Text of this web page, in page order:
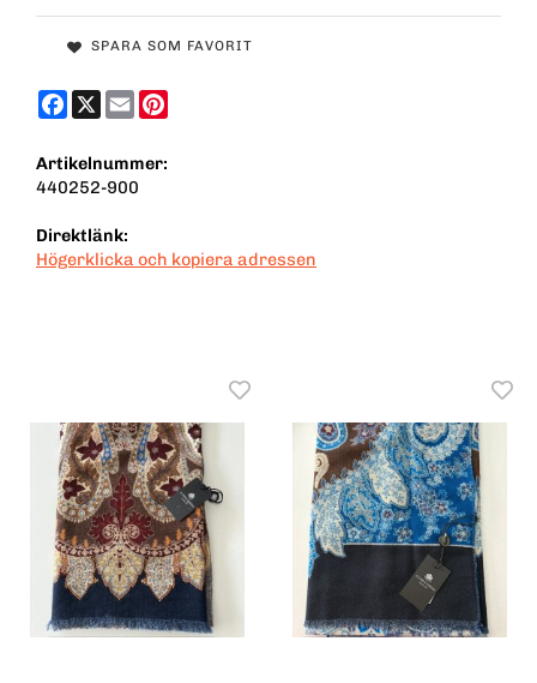
SPARA SOM FAVORIT
Facebook
X Email
Artikelnummer:
440252-900
Direktlänk:
Högerklicka och kopiera adressen